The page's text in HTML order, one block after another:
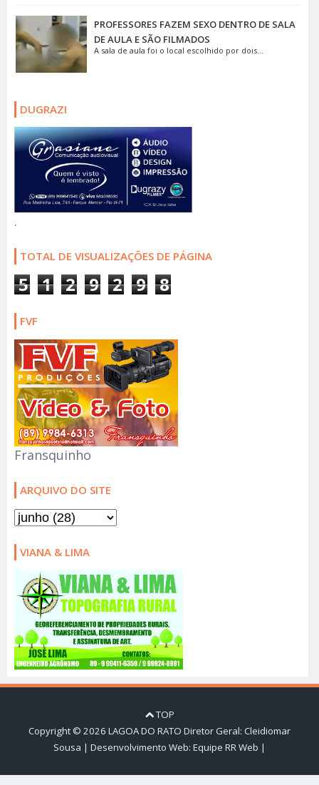
PROFESSORES FAZEM SEXO DENTRO DE SALA
DE AULA E SÃO FILMADOS
A sala de aula foi o local escolhido por dois...
DUGRAZI
.
TOTAL DE VISUALIZAÇÕES DE PÁGINA
5 1 2 9 2 9 8
FVF
Fransquinho
ARQUIVO DO SITE
VIANA & LIMA
TOP
Copyright © 2026 LAGOA DO RATO Diretor Geral: Cleidiomar
Sousa | Desenvolvimento Web: Equipe RR Web |